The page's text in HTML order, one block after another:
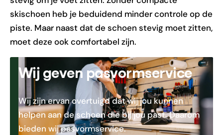
skischoen heb je beduidend minder controle op de
piste. Maar naast dat de schoen stevig moet zitten,
moet deze ook comfortabel zijn.
Wij geven pasvormservice
Wij zijn ervan overtuigd dat wij jou kunnen
helpen aan de schoen die bij jou past. Daarom
bieden wij pasvormservice.